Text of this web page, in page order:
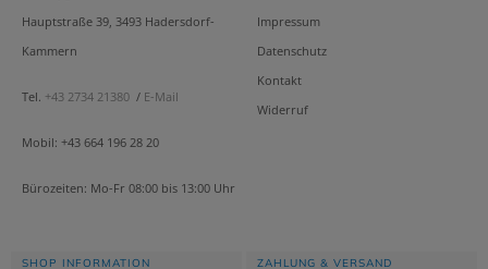
Hauptstraße 39, 3493 Hadersdorf-
Kammern
Tel. +43 2734 21380 / E-Mail
Mobil: +43 664 196 28 20
Bürozeiten: Mo-Fr 08:00 bis 13:00 Uhr
Impressum
Datenschutz
Kontakt
Widerruf
SHOP INFORMATION ZAHLUNG & VERSAND